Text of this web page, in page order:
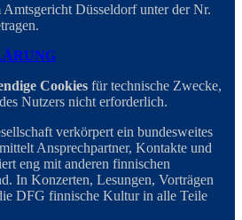
Düsseldorf unter der Nr.
Cookies für technische Zwecke,
Nutzers nicht erforderlich.
verkörpert ein bundesweites
Ansprechpartner, Kontakte und
eng mit anderen finnischen
In Konzerten, Lesungen, Vorträgen
DFG finnische Kultur in alle Teile